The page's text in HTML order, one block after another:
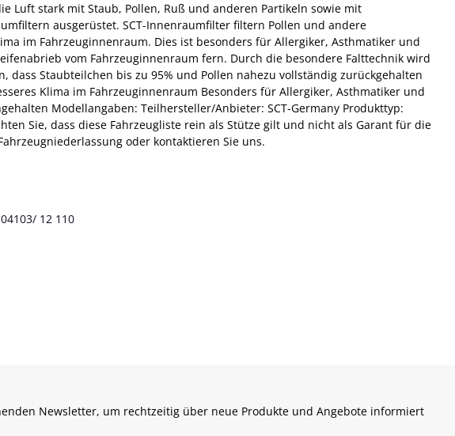
Luft stark mit Staub, Pollen, Ruß und anderen Partikeln sowie mit
ausgerüstet. SCT-Innenraumfilter filtern Pollen und andere
im Fahrzeuginnenraum. Dies ist besonders für Allergiker, Asthmatiker und
vom Fahrzeuginnenraum fern. Durch die besondere Falttechnik wird
Staubteilchen bis zu 95% und Pollen nahezu vollständig zurückgehalten
Klima im Fahrzeuginnenraum Besonders für Allergiker, Asthmatiker und
Modellangaben: Teilhersteller/Anbieter: SCT-Germany Produkttyp:
Sie, dass diese Fahrzeugliste rein als Stütze gilt und nicht als Garant für die
oder kontaktieren Sie uns.
12 110
Newsletter, um rechtzeitig über neue Produkte und Angebote informiert